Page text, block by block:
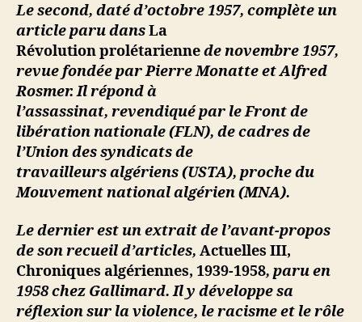
Le second, daté d’octobre 1957, complète un
article paru dansLa
Révolution prolétariennede novembre 1957,
revue fondée par Pierre Monatte et Alfred
Rosmer. Il répond à
l’assassinat, revendiqué par le Front de
libération nationale (FLN), de cadres de
l’Union des syndicats de
travailleurs algériens (USTA), proche du
Mouvement national algérien (MNA).
Le dernier est un extrait de l’avant-propos
de son recueil d’articles, Actuelles III,
Chroniques algériennes, 1939-1958, paru en
1958 chez Gallimard. Il y développe sa
réflexion sur la violence, le racisme et le rôle